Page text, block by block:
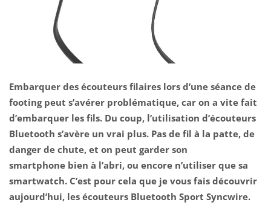
Embarquer des écouteurs filaires lors d’une séance de
footing peut s’avérer problématique, car on a vite fait
d’embarquer les fils. Du coup, l’utilisation d’écouteurs
Bluetooth s’avère un vrai plus. Pas de fil à la patte, de
danger de chute, et on peut garder son
smartphone bien à l’abri, ou encore n’utiliser que sa
smartwatch. C’est pour cela que je vous fais découvrir
aujourd’hui, les écouteurs Bluetooth Sport Syncwire.